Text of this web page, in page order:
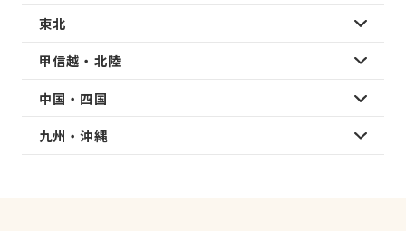
東北
甲信越・北陸
中国・四国
九州・沖縄